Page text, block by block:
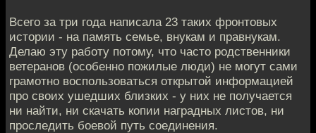
Всего за три года написала 23 таких фронтовых
истории - на память семье, внукам и правнукам.
Делаю эту работу потому, что часто родственники
ветеранов (особенно пожилые люди) не могут сами
грамотно воспользоваться открытой информацией
про своих ушедших близких - у них не получается
ни найти, ни скачать копии наградных листов, ни
проследить боевой путь соединения.